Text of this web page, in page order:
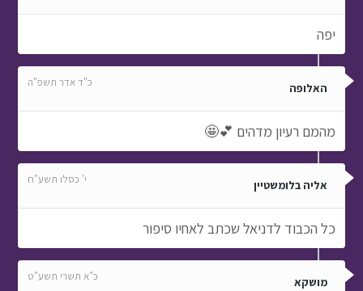
יפה
האלופה כ"ד אדר תשפ"ה
מהמם רעיון מדהים 💕🤩
אליה בלומשטיין י' כסלו תשע"ח
כל הכבוד לדניאל שכתב לאחיו סיפור
מושקא כ"א תשרי תשע"ט